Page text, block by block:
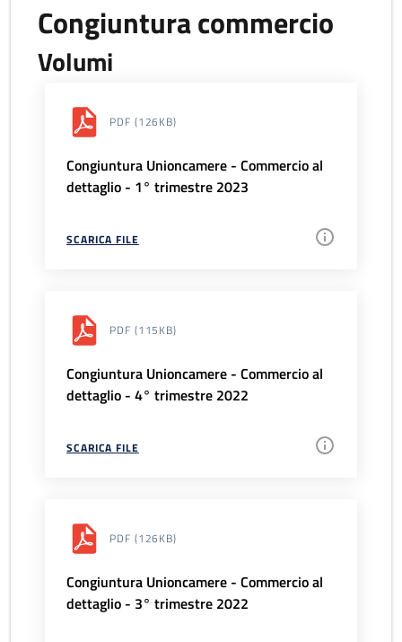
Congiuntura commercio
Volumi
PDF (126KB)
Congiuntura Unioncamere - Commercio al
dettaglio - 1° trimestre 2023
SCARICA FILE
PDF (115KB)
Congiuntura Unioncamere - Commercio al
dettaglio - 4° trimestre 2022
SCARICA FILE
PDF (126KB)
Congiuntura Unioncamere - Commercio al
dettaglio - 3° trimestre 2022